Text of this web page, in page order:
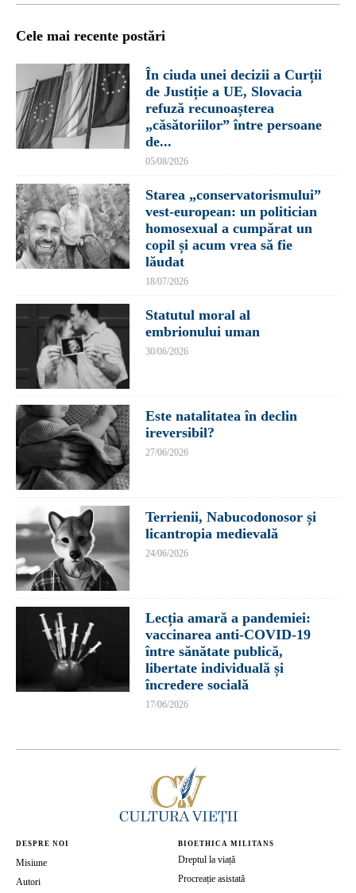
Cele mai recente postări
În ciuda unei decizii a Curții
de Justiție a UE, Slovacia
refuză recunoașterea
„căsătoriilor” între persoane
de...
05/08/2026
Starea „conservatorismului”
vest-european: un politician
homosexual a cumpărat un
copil și acum vrea să fie
lăudat
18/07/2026
Statutul moral al
embrionului uman
30/06/2026
Este natalitatea în declin
ireversibil?
27/06/2026
Terrienii, Nabucodonosor și
licantropia medievală
24/06/2026
Lecția amară a pandemiei:
vaccinarea anti-COVID-19
între sănătate publică,
libertate individuală și
încredere socială
17/06/2026
DESPRE NOI
Misiune
Autori
BIOETHICA MILITANS
Dreptul la viață
Procreație asistată